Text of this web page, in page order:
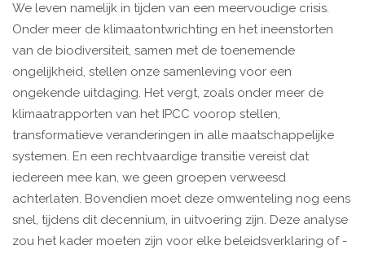
We leven namelijk in tijden van een meervoudige crisis.
Onder meer de klimaatontwrichting en het ineenstorten
van de biodiversiteit, samen met de toenemende
ongelijkheid, stellen onze samenleving voor een
ongekende uitdaging. Het vergt, zoals onder meer de
klimaatrapporten van het IPCC voorop stellen,
transformatieve veranderingen in alle maatschappelijke
systemen. En een rechtvaardige transitie vereist dat
iedereen mee kan, we geen groepen verweesd
achterlaten. Bovendien moet deze omwenteling nog eens
snel, tijdens dit decennium, in uitvoering zijn. Deze analyse
zou het kader moeten zijn voor elke beleidsverklaring of -